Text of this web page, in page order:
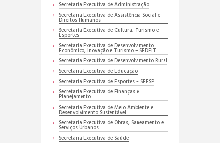
Secretaria Executiva de Administração
Secretaria Executiva de Assistência Social e
Direitos Humanos
Secretaria Executiva de Cultura, Turismo e
Esportes
Secretaria Executiva de Desenvolvimento
Econômico, Inovação e Turismo – SEDEIT
Secretaria Executiva de Desenvolvimento Rural
Secretaria Executiva de Educação
Secretaria Executiva de Esportes – SEESP
Secretaria Executiva de Finanças e
Planejamento
Secretaria Executiva de Meio Ambiente e
Desenvolvimento Sustentável
Secretaria Executiva de Obras, Saneamento e
Serviços Urbanos
Secretaria Executiva de Saúde